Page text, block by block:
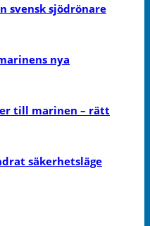
svensk sjödrönare
nya
till marinen – rätt
säkerhetsläge